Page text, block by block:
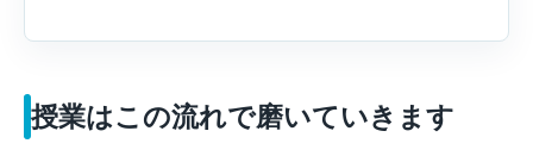
授業はこの流れで磨いていきます